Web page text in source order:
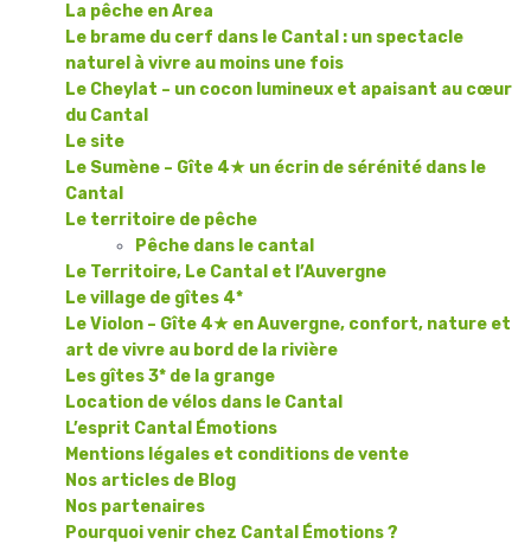
La pêche en Area
Le brame du cerf dans le Cantal : un spectacle
naturel à vivre au moins une fois
Le Cheylat – un cocon lumineux et apaisant au cœur
du Cantal
Le site
Le Sumène – Gîte 4★ un écrin de sérénité dans le
Cantal
Le territoire de pêche
Pêche dans le cantal
Le Territoire, Le Cantal et l’Auvergne
Le village de gîtes 4*
Le Violon – Gîte 4★ en Auvergne, confort, nature et
art de vivre au bord de la rivière
Les gîtes 3* de la grange
Location de vélos dans le Cantal
L’esprit Cantal Émotions
Mentions légales et conditions de vente
Nos articles de Blog
Nos partenaires
Pourquoi venir chez Cantal Émotions ?